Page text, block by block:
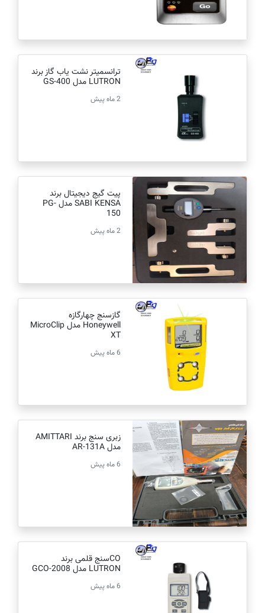
ترانسمیتر نشت یاب گاز برند
LUTRON مدل GS-400
2 ماه پیش
پیت گیج دیجیتال برند
SABI KENSA مدل PG-
150
2 ماه پیش
گازسنج چهارگازه
Honeywell مدل MicroClip
XT
6 ماه پیش
زبری سنج برند AMITTARI
مدل AR-131A
6 ماه پیش
COسنج قلمی برند
LUTRON مدل GCO-2008
6 ماه پیش